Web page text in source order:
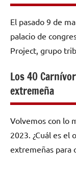
El pasado 9 de
palacio de
Project, grupo
Los 40
extremeña
Volvemos con lo
2023. ¿Cuál es el
extremeñas para